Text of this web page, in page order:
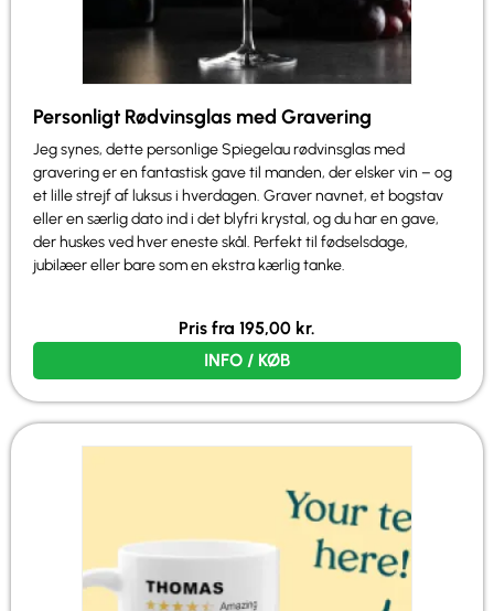
Personligt Rødvinsglas med Gravering
Jeg synes, dette personlige Spiegelau rødvinsglas med
gravering er en fantastisk gave til manden, der elsker vin – og
et lille strejf af luksus i hverdagen. Graver navnet, et bogstav
eller en særlig dato ind i det blyfri krystal, og du har en gave,
der huskes ved hver eneste skål. Perfekt til fødselsdage,
jubilæer eller bare som en ekstra kærlig tanke.
Pris fra 195,00 kr.
INFO / KØB